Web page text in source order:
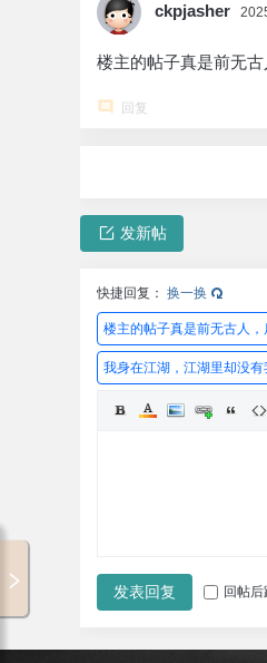
ckpjasher
楼主的帖子真是前无
回复
发新帖
快捷回复： 换一换
楼主的帖子真是前无古人，
我身在江湖，江湖里却没有
发表回复 回帖
专辑循环